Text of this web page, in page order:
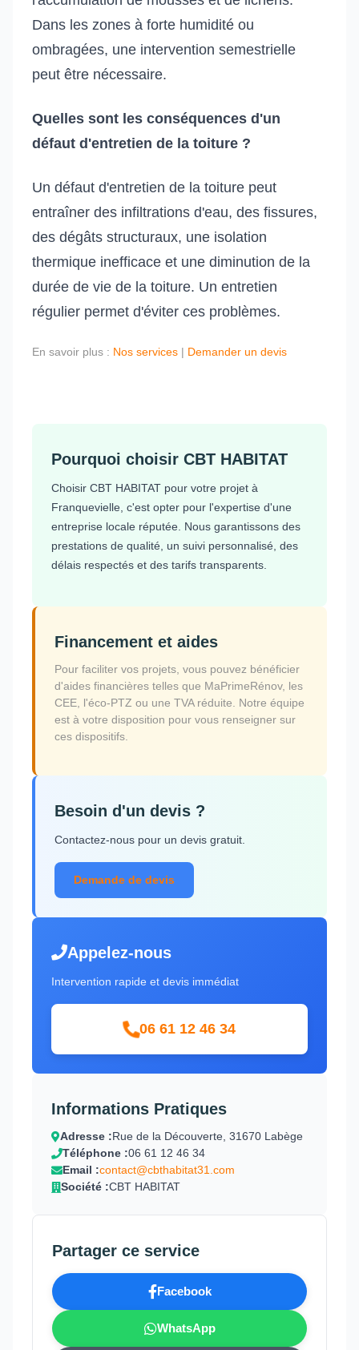
Dans les zones à forte humidité ou
ombragées, une intervention semestrielle
peut être nécessaire.
Quelles sont les conséquences d'un
défaut d'entretien de la toiture ?
Un défaut d'entretien de la toiture peut
entraîner des infiltrations d'eau, des fissures,
des dégâts structuraux, une isolation
thermique inefficace et une diminution de la
durée de vie de la toiture. Un entretien
régulier permet d'éviter ces problèmes.
En savoir plus : Nos services | Demander un devis
Pourquoi choisir CBT HABITAT
Choisir CBT HABITAT pour votre projet à
Franquevielle, c'est opter pour l'expertise d'une
entreprise locale réputée. Nous garantissons des
prestations de qualité, un suivi personnalisé, des
délais respectés et des tarifs transparents.
Financement et aides
Pour faciliter vos projets, vous pouvez bénéficier
d'aides financières telles que MaPrimeRénov, les
CEE, l'éco-PTZ ou une TVA réduite. Notre équipe
est à votre disposition pour vous renseigner sur
ces dispositifs.
Besoin d'un devis ?
Contactez-nous pour un devis gratuit.
Demande de devis
Appelez-nous
Intervention rapide et devis immédiat
06 61 12 46 34
Informations Pratiques
Adresse :Rue de la Découverte, 31670 Labège
Téléphone :06 61 12 46 34
Email :contact@cbthabitat31.com
Société :CBT HABITAT
Partager ce service
Facebook
WhatsApp